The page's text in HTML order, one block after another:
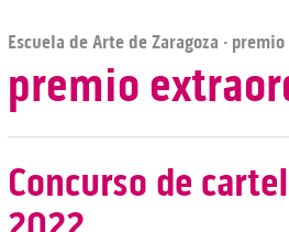
Escuela de Arte de Zaragoza ·
premio
Concurso de